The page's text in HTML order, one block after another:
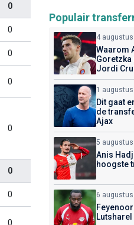
0
0
0
0
0
0
0
0
Populair
4 augustus
Waarom
Goretzka
Jordi
1 augustus
Dit gaat
de
Ajax
5 augustus
Anis
hoogste
6 augustus